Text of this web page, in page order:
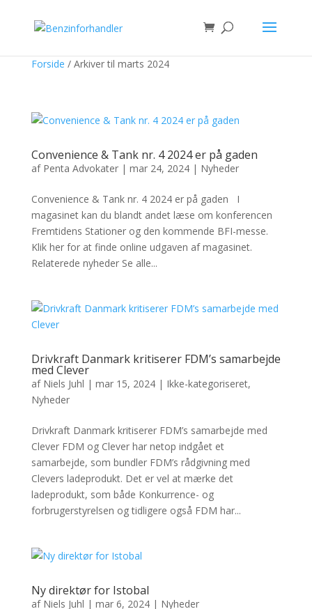
Forside / Arkiver til marts 2024
Convenience & Tank nr. 4 2024 er på gaden
af Penta Advokater| mar 24, 2024| Nyheder
Convenience & Tank nr. 4 2024 er på gaden I
magasinet kan du blandt andet læse om konferencen
Fremtidens Stationer og den kommende BFI-messe.
Klik her for at finde online udgaven af magasinet.
Relaterede nyheder Se alle...
Drivkraft Danmark kritiserer FDM’s samarbejde
med Clever
af Niels Juhl | mar 15, 2024| Ikke-kategoriseret,
Nyheder
Drivkraft Danmark kritiserer FDM’s samarbejde med
Clever FDM og Clever har netop indgået et
samarbejde, som bundler FDM’s rådgivning med
Clevers ladeprodukt. Det er vel at mærke det
ladeprodukt, som både Konkurrence- og
forbrugerstyrelsen og tidligere også FDM har...
Ny direktør for Istobal
af Niels Juhl | mar 6, 2024| Nyheder